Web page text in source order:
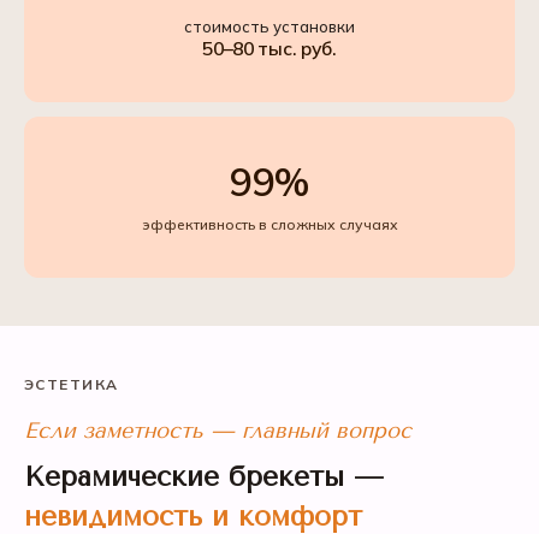
стоимость установки
50–80 тыс. руб.
99%
эффективность в сложных случаях
ЭСТЕТИКА
Если заметность — главный вопрос
Керамические брекеты —
невидимость и комфорт